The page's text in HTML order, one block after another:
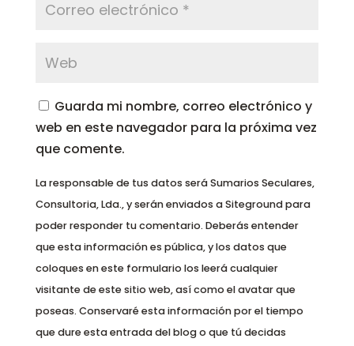
Guarda mi nombre, correo electrónico y
web en este navegador para la próxima vez
que comente.
La responsable de tus datos será Sumarios Seculares,
Consultoria, Lda., y serán enviados a Siteground para
poder responder tu comentario. Deberás entender
que esta información es pública, y los datos que
coloques en este formulario los leerá cualquier
visitante de este sitio web, así como el avatar que
poseas. Conservaré esta información por el tiempo
que dure esta entrada del blog o que tú decidas